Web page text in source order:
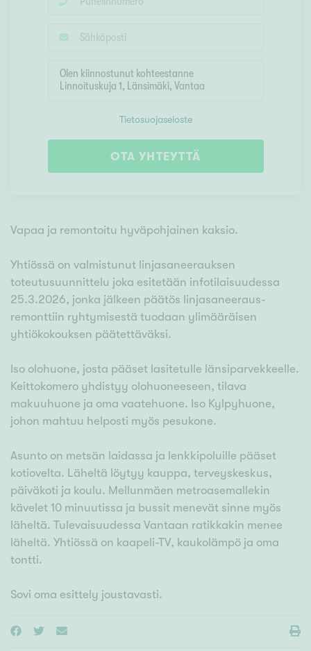
Tietosuojaseloste
OTA YHTEYTTÄ
Vapaa ja remontoitu hyväpohjainen kaksio.
Yhtiössä on valmistunut linjasaneerauksen
toteutusuunnittelu joka esitetään infotilaisuudessa
25.3.2026, jonka jälkeen päätös linjasaneeraus-
remonttiin ryhtymisestä tuodaan ylimääräisen
yhtiökokouksen päätettäväksi.
Iso olohuone, josta pääset lasitetulle länsiparvekkeelle.
Keittokomero yhdistyy olohuoneeseen, tilava
makuuhuone ja oma vaatehuone. Iso Kylpyhuone,
johon mahtuu helposti myös pesukone.
Asunto on metsän laidassa ja lenkkipoluille pääset
kotiovelta. Läheltä löytyy kauppa, terveyskeskus,
päiväkoti ja koulu. Mellunmäen metroasemallekin
kävelet 10 minuutissa ja bussit menevät sinne myös
läheltä. Tulevaisuudessa Vantaan ratikkakin menee
läheltä. Yhtiössä on kaapeli-TV, kaukolämpö ja oma
tontti.